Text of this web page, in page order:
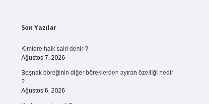
Sidebar
Son Yazılar
Kimlere halk sairi denir ?
Ağustos 7, 2026
Boşnak böreğinin diğer böreklerden ayıran özelliği nedir
?
Ağustos 6, 2026